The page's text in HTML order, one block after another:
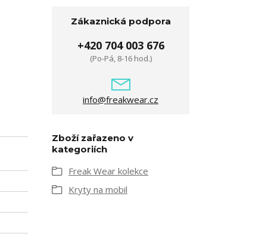
Zákaznická podpora
+420 704 003 676
(Po-Pá, 8-16 hod.)
info@freakwear.cz
Zboží zařazeno v
kategoriích
Freak Wear kolekce
Kryty na mobil